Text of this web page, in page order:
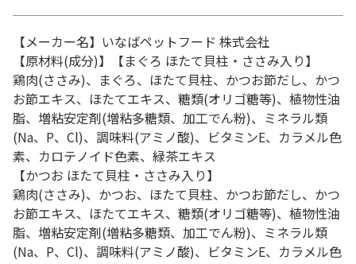
【メーカー名】いなばペットフード 株式会社
【原材料(成分)】【まぐろ ほたて貝柱・ささみ入り】
鶏肉(ささみ)、まぐろ、ほたて貝柱、かつお節だし、かつ
お節エキス、ほたてエキス、糖類(オリゴ糖等)、植物性油
脂、増粘安定剤(増粘多糖類、加工でん粉)、ミネラル類
(Na、P、Cl)、調味料(アミノ酸)、ビタミンE、カラメル色
素、カロテノイド色素、緑茶エキス
【かつお ほたて貝柱・ささみ入り】
鶏肉(ささみ)、かつお、ほたて貝柱、かつお節だし、かつ
お節エキス、ほたてエキス、糖類(オリゴ糖等)、植物性油
脂、増粘安定剤(増粘多糖類、加工でん粉)、ミネラル類
(Na、P、Cl)、調味料(アミノ酸)、ビタミンE、カラメル色